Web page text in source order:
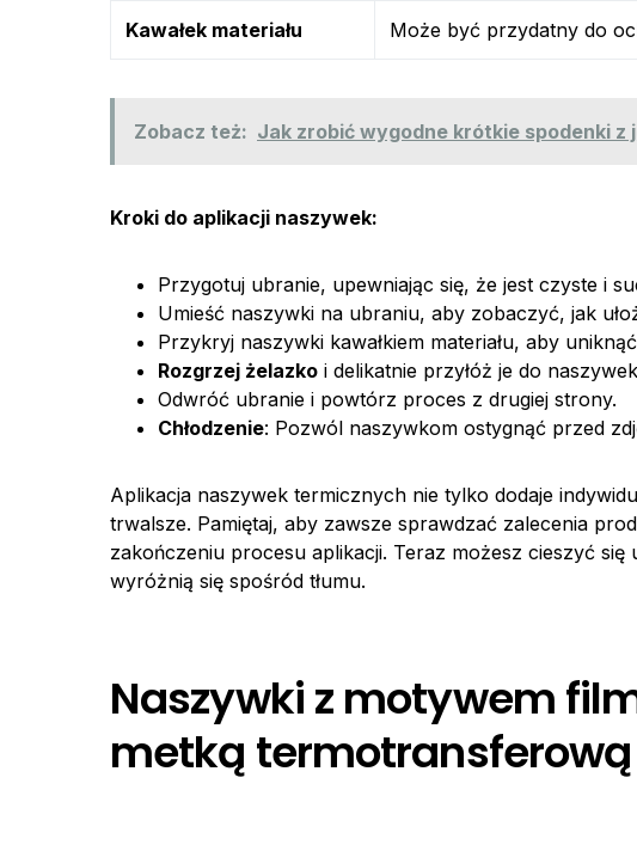
Kawałek materiału Może być przydatny do
Zobacz też: Jak zrobić wygodne krótkie spodenki z
Kroki do aplikacji naszywek:
Przygotuj ubranie, upewniając się, że jest czyste i
Umieść naszywki na ubraniu, aby zobaczyć, jak
Przykryj naszywki kawałkiem materiału, aby
Rozgrzej żelazko i delikatnie przyłóż je do
Odwróć ubranie i powtórz proces z drugiej strony.
Chłodzenie: Pozwól naszywkom ostygnąć przed
Aplikacja naszywek termicznych nie tylko dodaje
trwalsze. Pamiętaj, aby zawsze sprawdzać zalecenia
zakończeniu procesu aplikacji. Teraz możesz cieszyć
wyróżnią się spośród tłumu.
Naszywki z motywem
metką termotransferową